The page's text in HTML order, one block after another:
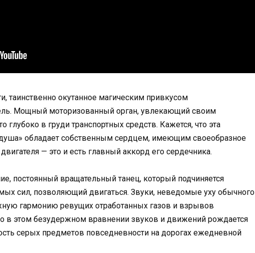
таинственно окутанное магическим привкусом
Мощный моторизованный орган, увлекающий своим
в груди транспортных средств. Кажется, что эта
обладает собственным сердцем, имеющим своеобразное
— это и есть главный аккорд его сердечника.
постоянный вращательный танец, который подчиняется
сил, позволяющий двигаться. Звуки, неведомые уху обычного
гармонию ревущих отработанных газов и взрывов
в этом безудержном вравнении звуков и движений рождается
серых предметов повседневности на дорогах ежедневной